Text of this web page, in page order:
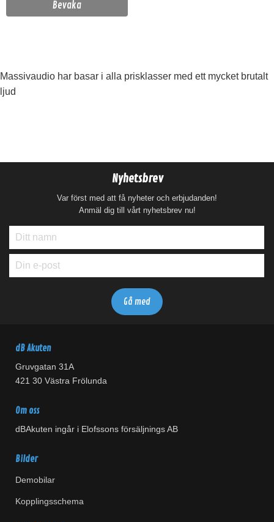
Bevaka
Massivaudio har basar i alla prisklasser med ett mycket brutalt
ljud
Nyhetsbrev
Var först med att få nyheter och erbjudanden!
Anmäl dig till vårt nyhetsbrev nu!
dB Akuten
Gruvgatan 31A
421 30 Västra Frölunda
Om oss
dBAkuten ingår i Elofssons försäljnings AB
Bilder
Demobilar
Kopplingsschema